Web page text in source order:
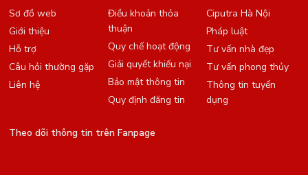
Sơ đồ web
Giới thiệu
Hỗ trợ
Câu hỏi thường gặp
Liên hệ
Điều khoản thỏa
thuận
Quy chế hoạt động
Giải quyết khiếu nại
Bảo mật thông tin
Quy định đăng tin
Ciputra Hà Nội
Pháp luật
Tư vấn nhà đẹp
Tư vấn phong thủy
Thông tin tuyển
dụng
Theo dõi thông tin trên Fanpage